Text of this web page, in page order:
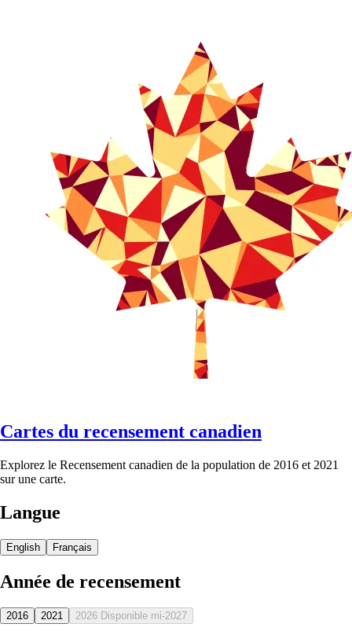
Cartes du recensement canadien
Explorez le Recensement canadien de la population de 2016 et 2021
sur une carte.
Langue
English Français
Année de recensement
2016 2021 2026 Disponible mi-2027